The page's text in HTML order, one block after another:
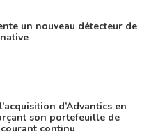
un nouveau détecteur de
d’Advantics en
son portefeuille de
continu